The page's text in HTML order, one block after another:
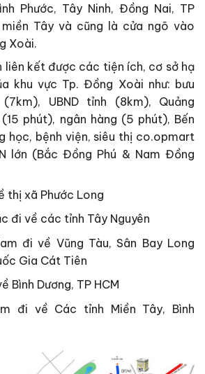
Phước, Tây Ninh, Đồng Nai, TP
Tây và cũng là cửa ngõ vào
Xoài.
liên kết được các tiện ích, cơ sở hạ
khu vực Tp. Đồng Xoài như: bưu
UBND tỉnh (8km), Quảng
phút), ngân hàng (5 phút), Bến
học, bệnh viện, siêu thị co.opmart
lớn (Bắc Đồng Phú & Nam Đồng
thị xã Phước Long
đi về các tỉnh Tây Nguyên
đi về Vũng Tàu, Sân Bay Long
Gia Cát Tiên
Bình Dương, TP HCM
đi về Các tỉnh Miền Tây, Bình